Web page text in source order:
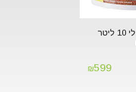
טטרה ביטס בדלי 10 ליטר
₪599